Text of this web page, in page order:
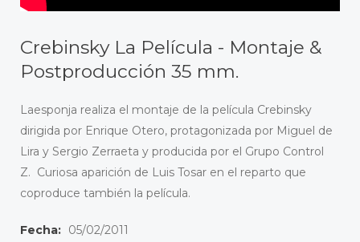
Crebinsky La Película - Montaje &
Postproducción 35 mm.
Laesponja realiza el montaje de la película Crebinsky
dirigida por Enrique Otero, protagonizada por Miguel de
Lira y Sergio Zerraeta y producida por el Grupo Control
Z. Curiosa aparición de Luis Tosar en el reparto que
coproduce también la película.
Fecha: 05/02/2011